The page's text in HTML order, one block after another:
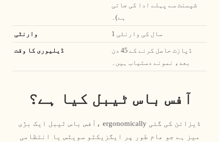
شپمنٹ سے پہلے ادا کی جاتی
ہے)۔
وارنٹی 1 سال کی وارنٹی
ڈیلیوری کا وقت
ڈپازٹ حاصل کرنے کے 45 دن
بعد، نمونے دستیاب ہیں۔
آفس باس ٹیبل کیا ہے؟
آفس باس ٹیبل ایک بڑی، ergonomically ڈیزائن کی گئی
میز ہے جو عام طور پر ایگزیکٹو سویٹس یا انتظامی